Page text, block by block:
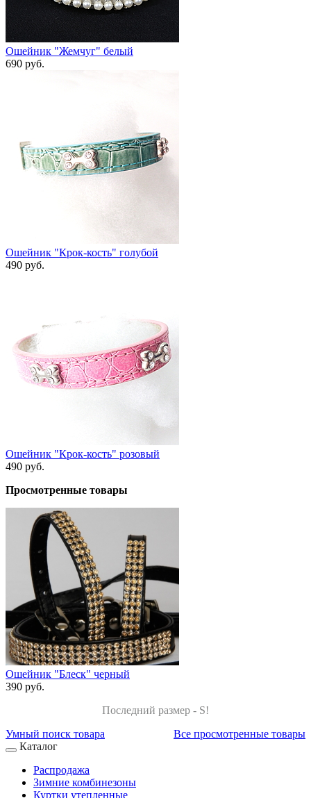
Ошейник "Жемчуг" белый
690 руб.
Ошейник "Крок-кость" голубой
490 руб.
Ошейник "Крок-кость" розовый
490 руб.
Просмотренные товары
Ошейник "Блеск" черный
390 руб.
Последний размер - S!
Все просмотренные товары
Умный поиск товара
Каталог
Распродажа
Зимние комбинезоны
Куртки утепленные